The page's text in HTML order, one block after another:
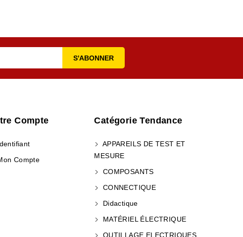
Compte
Compte
Catégorie Tendance
APPAREILS DE TEST ET
MESURE
COMPOSANTS
CONNECTIQUE
Didactique
MATÉRIEL ÉLECTRIQUE
OUTILLAGE ELECTRIQUES